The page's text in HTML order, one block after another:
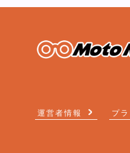
運営者情報 プ